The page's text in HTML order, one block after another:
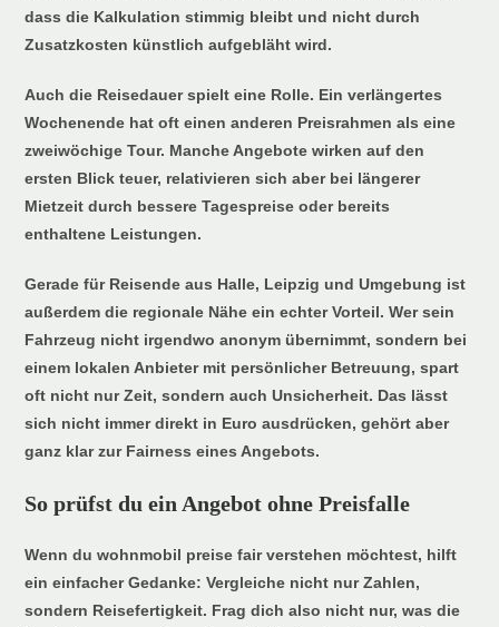
dass die Kalkulation stimmig bleibt und nicht durch
Zusatzkosten künstlich aufgebläht wird.
Auch die Reisedauer spielt eine Rolle. Ein verlängertes
Wochenende hat oft einen anderen Preisrahmen als eine
zweiwöchige Tour. Manche Angebote wirken auf den
ersten Blick teuer, relativieren sich aber bei längerer
Mietzeit durch bessere Tagespreise oder bereits
enthaltene Leistungen.
Gerade für Reisende aus Halle, Leipzig und Umgebung ist
außerdem die regionale Nähe ein echter Vorteil. Wer sein
Fahrzeug nicht irgendwo anonym übernimmt, sondern bei
einem lokalen Anbieter mit persönlicher Betreuung, spart
oft nicht nur Zeit, sondern auch Unsicherheit. Das lässt
sich nicht immer direkt in Euro ausdrücken, gehört aber
ganz klar zur Fairness eines Angebots.
So prüfst du ein Angebot ohne Preisfalle
Wenn du wohnmobil preise fair verstehen möchtest, hilft
ein einfacher Gedanke: Vergleiche nicht nur Zahlen,
sondern Reisefertigkeit. Frag dich also nicht nur, was die